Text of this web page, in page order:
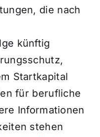
die nach
künftig
Startkapital
für berufliche
Informationen
stehen